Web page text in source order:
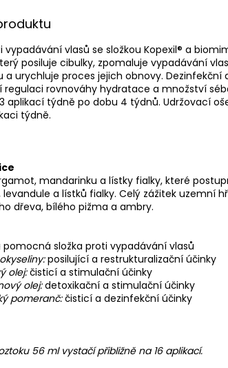
vlasů se složkou Kopexil® a
posiluje cibulky, zpomaluje vypadávání
a urychluje proces jejich obnovy. Dezinfekční
rovnováhy hydratace a množství
aplikací týdně po dobu 4 týdnů. Udržovací
týdně.
mandarinku a lístky fialky, které
a lístků fialky. Celý zážitek uzemní
dřeva, bílého pižma a ambry.
složka proti vypadávání vlasů
posilující a restrukturalizační účinky
olej:čisticí a stimulační účinky
olej:detoxikační a stimulační účinky
pomeranč:čisticí a dezinfekční účinky
56 ml vystačí přibližně na 16 aplikací.